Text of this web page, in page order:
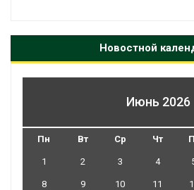
Новостной
Июнь 2026
Пн Вт Ср Чт
1 2 3 4
8 9 10 11